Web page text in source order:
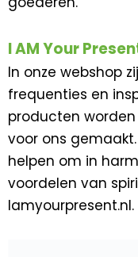
I AM Your
In onze webshop
frequenties en
producten
voor ons
helpen om in
voordelen van
Iamyourpresent.nl.